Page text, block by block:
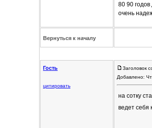
80 90
очень
Вернуться к началу
Гость
цитировать
Заголовок
Добавлено:
на сотку
ведет себя